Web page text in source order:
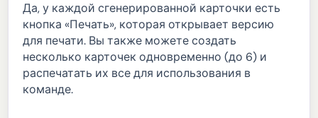
Да, у каждой сгенерированной карточки есть
кнопка «Печать», которая открывает версию
для печати. Вы также можете создать
несколько карточек одновременно (до 6) и
распечатать их все для использования в
команде.